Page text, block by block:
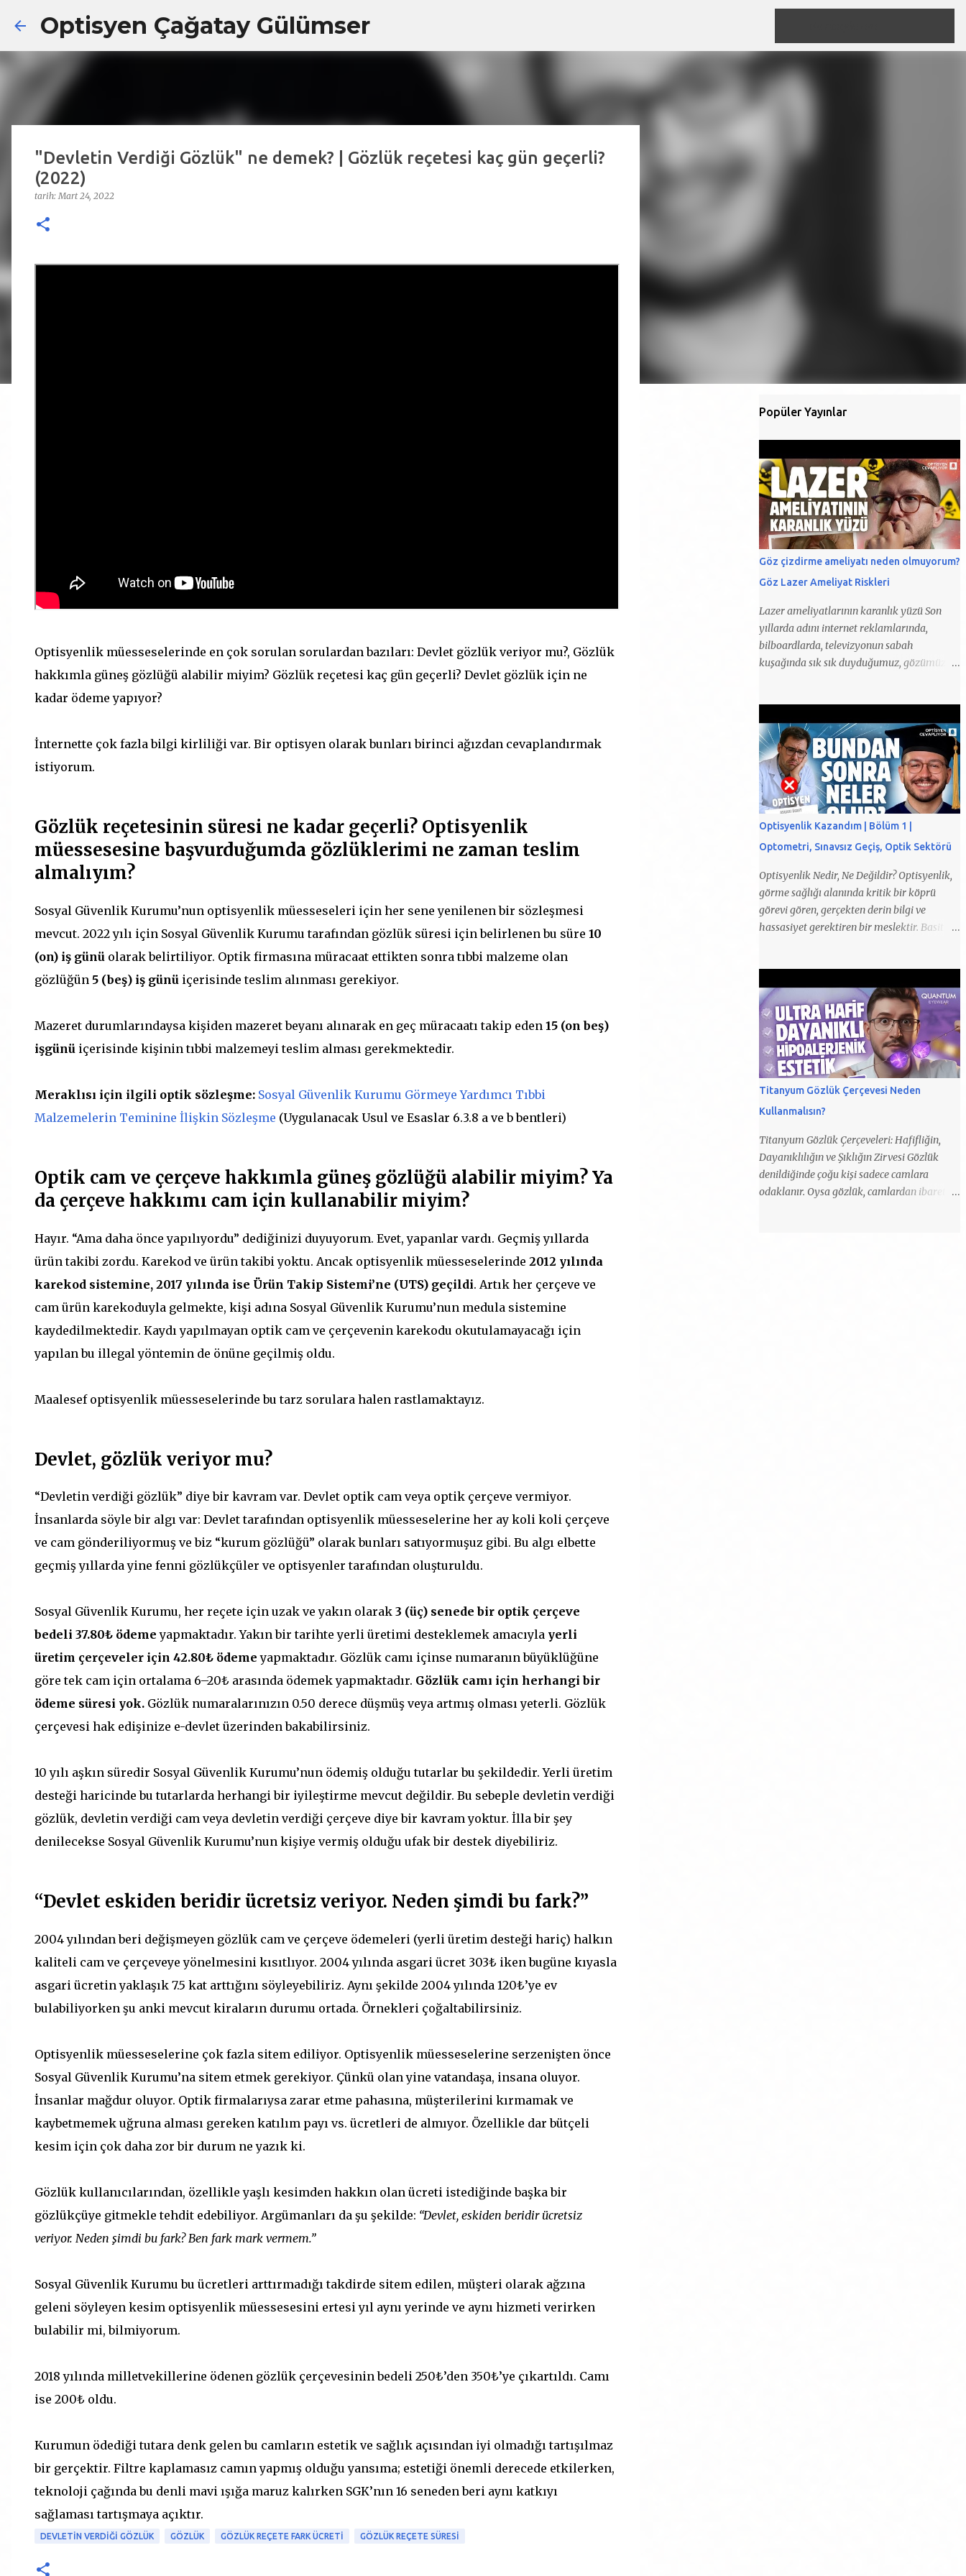
Optisyen Çağatay Gülümser
"Devletin Verdiği Gözlük" ne demek? | Gözlük reçetesi kaç gün geçerli?
(2022)
tarih:Mart 24, 2022
Optisyenlik müesseselerinde en çok sorulan sorulardan bazıları: Devlet gözlük veriyor mu?, Gözlük
hakkımla güneş gözlüğü alabilir miyim? Gözlük reçetesi kaç gün geçerli? Devlet gözlük için ne
kadar ödeme yapıyor?
İnternette çok fazla bilgi kirliliği var. Bir optisyen olarak bunları birinci ağızdan cevaplandırmak
istiyorum.
Gözlük reçetesinin süresi ne kadar geçerli? Optisyenlik
müessesesine başvurduğumda gözlüklerimi ne zaman teslim
almalıyım?
Sosyal Güvenlik Kurumu’nun optisyenlik müesseseleri için her sene yenilenen bir sözleşmesi
mevcut. 2022 yılı için Sosyal Güvenlik Kurumu tarafından gözlük süresi için belirlenen bu süre 10
(on) iş günü olarak belirtiliyor. Optik firmasına müracaat ettikten sonra tıbbi malzeme olan
gözlüğün 5 (beş) iş günü içerisinde teslim alınması gerekiyor.
Mazeret durumlarındaysa kişiden mazeret beyanı alınarak en geç müracaatı takip eden 15 (on beş)
işgünü içerisinde kişinin tıbbi malzemeyi teslim alması gerekmektedir.
Meraklısı için ilgili optik sözleşme: Sosyal Güvenlik Kurumu Görmeye Yardımcı Tıbbi
Malzemelerin Teminine İlişkin Sözleşme (Uygulanacak Usul ve Esaslar 6.3.8 a ve b bentleri)
Optik cam ve çerçeve hakkımla güneş gözlüğü alabilir miyim? Ya
da çerçeve hakkımı cam için kullanabilir miyim?
Hayır. “Ama daha önce yapılıyordu” dediğinizi duyuyorum. Evet, yapanlar vardı. Geçmiş yıllarda
ürün takibi zordu. Karekod ve ürün takibi yoktu. Ancak optisyenlik müesseselerinde 2012 yılında
karekod sistemine, 2017 yılında ise Ürün Takip Sistemi’ne (UTS) geçildi. Artık her çerçeve ve
cam ürün karekoduyla gelmekte, kişi adına Sosyal Güvenlik Kurumu’nun medula sistemine
kaydedilmektedir. Kaydı yapılmayan optik cam ve çerçevenin karekodu okutulamayacağı için
yapılan bu illegal yöntemin de önüne geçilmiş oldu.
Maalesef optisyenlik müesseselerinde bu tarz sorulara halen rastlamaktayız.
Devlet, gözlük veriyor mu?
“Devletin verdiği gözlük” diye bir kavram var. Devlet optik cam veya optik çerçeve vermiyor.
İnsanlarda söyle bir algı var: Devlet tarafından optisyenlik müesseselerine her ay koli koli çerçeve
ve cam gönderiliyormuş ve biz “kurum gözlüğü” olarak bunları satıyormuşuz gibi. Bu algı elbette
geçmiş yıllarda yine fenni gözlükçüler ve optisyenler tarafından oluşturuldu.
Sosyal Güvenlik Kurumu, her reçete için uzak ve yakın olarak 3 (üç) senede bir optik çerçeve
bedeli 37.80₺ ödeme yapmaktadır. Yakın bir tarihte yerli üretimi desteklemek amacıyla yerli
üretim çerçeveler için 42.80₺ ödeme yapmaktadır. Gözlük camı içinse numaranın büyüklüğüne
göre tek cam için ortalama 6–20₺ arasında ödemek yapmaktadır. Gözlük camı için herhangi bir
ödeme süresi yok. Gözlük numaralarınızın 0.50 derece düşmüş veya artmış olması yeterli. Gözlük
çerçevesi hak edişinize e-devlet üzerinden bakabilirsiniz.
10 yılı aşkın süredir Sosyal Güvenlik Kurumu’nun ödemiş olduğu tutarlar bu şekildedir. Yerli üretim
desteği haricinde bu tutarlarda herhangi bir iyileştirme mevcut değildir. Bu sebeple devletin verdiği
gözlük, devletin verdiği cam veya devletin verdiği çerçeve diye bir kavram yoktur. İlla bir şey
denilecekse Sosyal Güvenlik Kurumu’nun kişiye vermiş olduğu ufak bir destek diyebiliriz.
“Devlet eskiden beridir ücretsiz veriyor. Neden şimdi bu fark?”
2004 yılından beri değişmeyen gözlük cam ve çerçeve ödemeleri (yerli üretim desteği hariç) halkın
kaliteli cam ve çerçeveye yönelmesini kısıtlıyor. 2004 yılında asgari ücret 303₺ iken bugüne kıyasla
asgari ücretin yaklaşık 7.5 kat arttığını söyleyebiliriz. Aynı şekilde 2004 yılında 120₺’ye ev
bulabiliyorken şu anki mevcut kiraların durumu ortada. Örnekleri çoğaltabilirsiniz.
Optisyenlik müesseselerine çok fazla sitem ediliyor. Optisyenlik müesseselerine serzenişten önce
Sosyal Güvenlik Kurumu’na sitem etmek gerekiyor. Çünkü olan yine vatandaşa, insana oluyor.
İnsanlar mağdur oluyor. Optik firmalarıysa zarar etme pahasına, müşterilerini kırmamak ve
kaybetmemek uğruna alması gereken katılım payı vs. ücretleri de almıyor. Özellikle dar bütçeli
kesim için çok daha zor bir durum ne yazık ki.
Gözlük kullanıcılarından, özellikle yaşlı kesimden hakkın olan ücreti istediğinde başka bir
gözlükçüye gitmekle tehdit edebiliyor. Argümanları da şu şekilde: “Devlet, eskiden beridir ücretsiz
veriyor. Neden şimdi bu fark? Ben fark mark vermem.”
Sosyal Güvenlik Kurumu bu ücretleri arttırmadığı takdirde sitem edilen, müşteri olarak ağzına
geleni söyleyen kesim optisyenlik müessesesini ertesi yıl aynı yerinde ve aynı hizmeti verirken
bulabilir mi, bilmiyorum.
2018 yılında milletvekillerine ödenen gözlük çerçevesinin bedeli 250₺’den 350₺’ye çıkartıldı. Camı
ise 200₺ oldu.
Kurumun ödediği tutara denk gelen bu camların estetik ve sağlık açısından iyi olmadığı tartışılmaz
bir gerçektir. Filtre kaplamasız camın yapmış olduğu yansıma; estetiği önemli derecede etkilerken,
teknoloji çağında bu denli mavi ışığa maruz kalırken SGK’nın 16 seneden beri aynı katkıyı
sağlaması tartışmaya açıktır.
DEVLETIN VERDIĞI GÖZLÜK GÖZLÜK GÖZLÜK REÇETE FARK ÜCRETI GÖZLÜK REÇETE SÜRESI
Popüler Yayınlar
Göz çizdirme ameliyatı neden olmuyorum?
Göz Lazer Ameliyat Riskleri
Lazer ameliyatlarının karanlık yüzü Son
yıllarda adını internet reklamlarında,
bilboardlarda, televizyonun sabah
kuşağında sık sık duyduğumuz, gözümüze
gerçekleşmeyecek vaatlerde bulunuyor.
Sağlığın ticareti olmaz. Ne hastalar müşteri
ne de doktorlar tüccardır. Beyninin bir
köşesinde lasik olmalısın diyen bir ses
duyduğunu biliyorum. Merak etme, bu sesi
hepimiz lasik olmasa da başka şekillerde
duyuyoruz. Çünkü bu teknolojiler karşı
konulmaz, davetkar bir biçimde bize devrim
gibi sunulup empoze ediliyor. Aynı zamanda
bu işlemler etik ve yasal olmamasına
rağmen bize “kartal gözü, gözlükten
kurtulma, gözlüğünüzü atın” diyerek her
birine bu aşamadan sonra siz hangi lasik
komplikasyonundan bahsederseniz
bahsedin sizi dinlemiyor. Artık onun tek
beklentisi kartal gibi görmek ve gözlükten
kur...
Optisyenlik Kazandım | Bölüm 1 |
Optometri, Sınavsız Geçiş, Optik Sektörü
Optisyenlik Nedir, Ne Değildir? Optisyenlik,
görme sağlığı alanında kritik bir köprü
görevi gören, gerçekten derin bilgi ve
hassasiyet gerektiren bir meslektir. Basit bir
grubunun üyesi olarak halk sağlığına
hizmet eden bir meslektir. Sadece satış
danışmanlığı yapmak değildir; göz hekimi
tarafından reçete edilen görme kusurlarını
gidermeye yönelik optik ürünleri, kişiye özel
ihtiyaçlara göre hazırlamak ve
uygunluğunu sağlamakla yükümlüdür.
Optisyenlik, yalnızca ticari bir faaliyet değil,
halk sağlığını doğrudan ilgilendiren
profesyonel bir hizmettir. Sınavsız Geçiş
Dönemi Uzun yıllar boyunca meslek
liselerinden mezun olan öğrenciler, sınavsız
Titanyum Gözlük Çerçevesi Neden
Kullanmalısın?
Titanyum Gözlük Çerçeveleri: Hafifliğin,
Dayanıklılığın ve Şıklığın Zirvesi Gözlük
denildiğinde çoğu kişi sadece camlara
odaklanır. Oysa gözlük, camlardan ibaret